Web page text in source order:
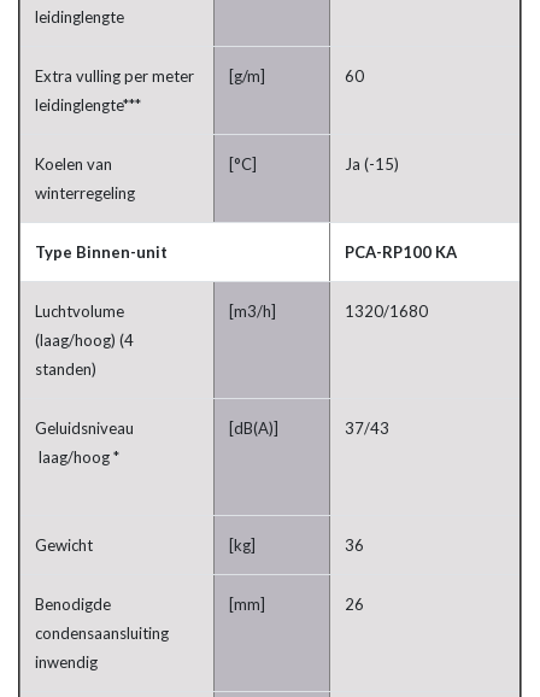
leidinglengte
Extra vulling per meter
leidinglengte***
[g/m] 60
Koelen van
winterregeling
[°C] Ja (-15)
Type Binnen-unit PCA-RP100 KA
Luchtvolume
(laag/hoog) (4
standen)
[m3/h] 1320/1680
Geluidsniveau
laag/hoog *
[dB(A)] 37/43
Gewicht [kg] 36
Benodigde
condensaansluiting
inwendig
[mm] 26